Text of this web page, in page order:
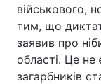
військового,
тим, що
заявив про
області. Це
загарбників